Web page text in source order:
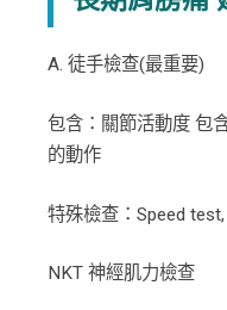
A. 徒手檢查(最重要)
包含：關節活動度 包
的動作
特殊檢查：Speed
NKT 神經肌力檢查